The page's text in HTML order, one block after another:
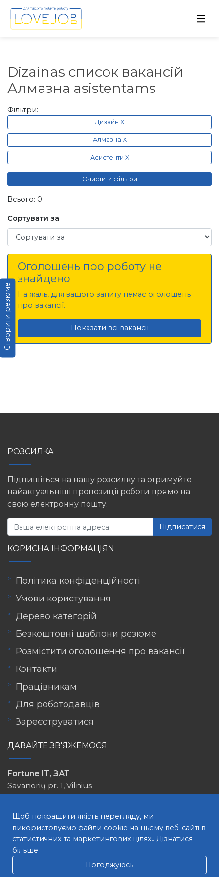
Створити резюме
Dizainas список вакансій
Алмазна asistentams
Фільтри:
Дизайн X
Алмазна X
Асистенти X
Очистити фільтри
Всього: 0
Сортувати за
Сортувати за
Оголошень про роботу не
знайдено
На жаль, для вашого запиту немає оголошень
про вакансії.
Показати всі вакансії
РОЗСИЛКА
Підпишіться на нашу розсилку та отримуйте
найактуальніші пропозиції роботи прямо на
свою електронну пошту.
Підписатися
КОРИСНА ІНФОРМАЦІЯN
Політика конфіденційності
Умови користування
Дерево категорій
Безкоштовні шаблони резюме
Розмістити оголошення про вакансії
Контакти
Працівникам
Для роботодавців
Зареєструватися
ДАВАЙТЕ ЗВ'ЯЖЕМОСЯ
Fortune IT, ЗАТ
Savanorių pr. 1, Vilnius
Щоб покращити якість перегляду, ми
використовуємо файли cookie на цьому веб-сайті в
статистичних та маркетингових цілях.. Дізнатися
більше
Погоджуюсь